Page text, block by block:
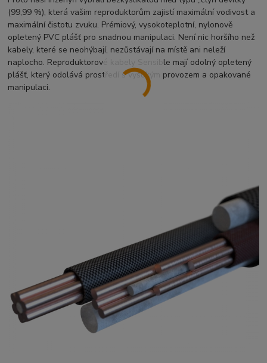
(99,99 %), která vašim reproduktorům zajistí maximální vodivost a
maximální čistotu zvuku. Prémiový, vysokoteplotní, nylonově
opletený PVC plášť pro snadnou manipulaci. Není nic horšího než
kabely, které se neohýbají, nezůstávají na místě ani neleží
naplocho. Reproduktorové kabely Sensible mají odolný opletený
plášť, který odolává prostředí s vysokým provozem a opakované
manipulaci.